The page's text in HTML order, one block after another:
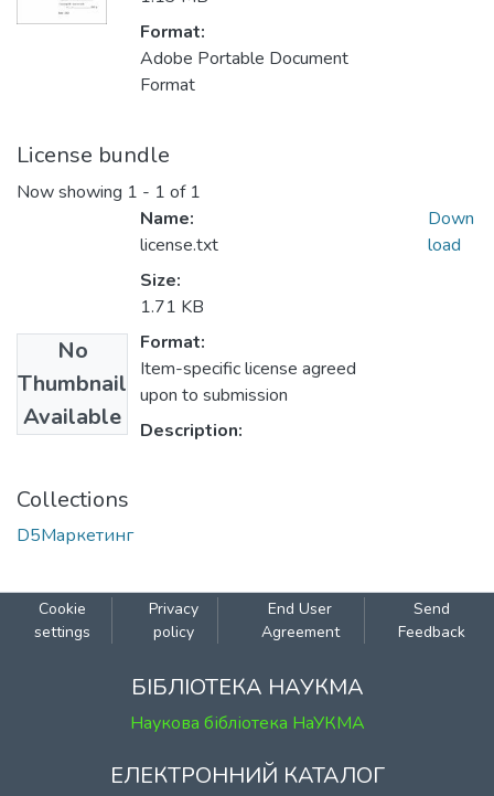
Format:
Adobe Portable Document
Format
License bundle
Now showing 1 - 1 of 1
No
Thumbnail
Available
Name:
license.txt
Size:
1.71 KB
Format:
Item-specific license agreed
upon to submission
Description:
Down
load
Collections
D5Маркетинг
Cookie
settings
Privacy
policy
End User
Agreement
Send
Feedback
БІБЛІОТЕКА НАУКМА
Наукова бібліотека НаУКМА
ЕЛЕКТРОННИЙ КАТАЛОГ